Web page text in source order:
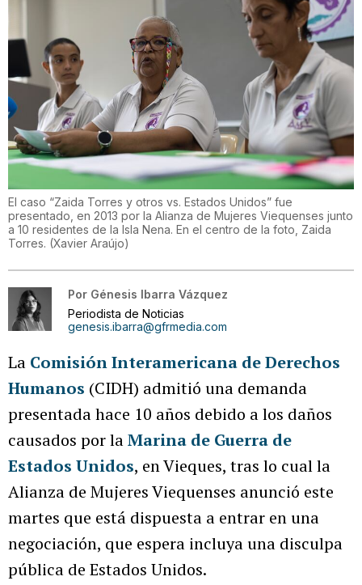
El caso “Zaida Torres y otros vs. Estados Unidos” fue
presentado, en 2013 por la Alianza de Mujeres Viequenses junto
a 10 residentes de la Isla Nena. En el centro de la foto, Zaida
Torres. (Xavier Araújo)
Por Génesis Ibarra Vázquez
Periodista de Noticias
genesis.ibarra@gfrmedia.com
La Comisión Interamericana de Derechos
Humanos (CIDH) admitió una demanda
presentada hace 10 años debido a los daños
causados por laMarina de Guerra de
Estados Unidos, en Vieques, tras lo cual la
Alianza de Mujeres Viequenses anunció este
martes que está dispuesta a entrar en una
negociación, que espera incluya una disculpa
pública de Estados Unidos.